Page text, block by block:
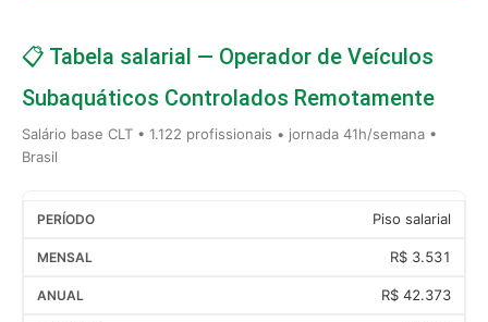
📋 Tabela salarial — Operador de Veículos
Subaquáticos Controlados Remotamente
Salário base CLT • 1.122 profissionais • jornada 41h/semana •
Brasil
Piso salarial
R$ 3.531
R$ 42.373